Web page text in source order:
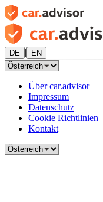
DE | EN
Über car.advisor
Impressum
Datenschutz
Cookie Richtlinien
Kontakt